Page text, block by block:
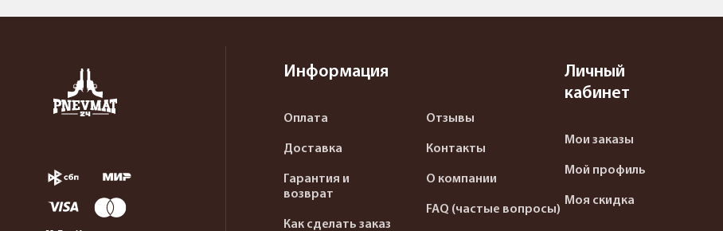
Информация
Оплата
Доставка
Гарантия и
возврат
Как сделать заказ
Отзывы
Контакты
О компании
FAQ (частые вопросы)
Личный
кабинет
Мои заказы
Мой профиль
Моя скидка